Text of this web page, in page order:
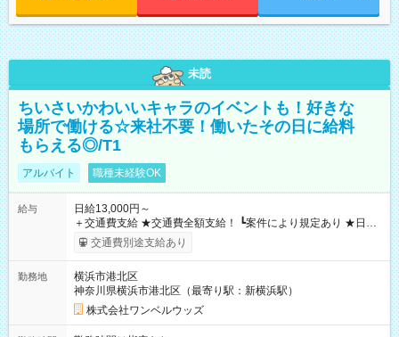
未読
ちいさいかわいいキャラのイベントも！好きな
場所で働ける☆来社不要！働いたその日に給料
もらえる◎/T1
アルバイト 職種未経験OK
給与
日給13,000円～
＋交通費支給 ★交通費全額支給！ ┗案件により規定あり ★日払
いOK！（規定あり） ┗働いたその日に現金GET♪ お仕事後はコ
ンビニATMから 日払い分を引き落とせます！ 【試用期間】試
交通費別途支給あり
勤務地
横浜市港北区
神奈川県横浜市港北区（最寄り駅：新横浜駅）
株式会社ワンベルウッズ